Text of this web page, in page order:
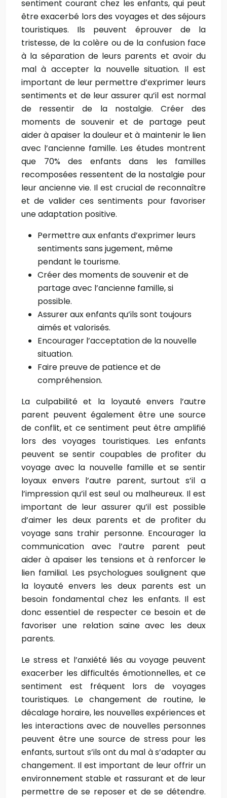
sentiment courant chez les enfants, qui peut
être exacerbé lors des voyages et des séjours
touristiques. Ils peuvent éprouver de la
tristesse, de la colère ou de la confusion face
à la séparation de leurs parents et avoir du
mal à accepter la nouvelle situation. Il est
important de leur permettre d’exprimer leurs
sentiments et de leur assurer qu’il est normal
de ressentir de la nostalgie. Créer des
moments de souvenir et de partage peut
aider à apaiser la douleur et à maintenir le lien
avec l’ancienne famille. Les études montrent
que 70% des enfants dans les familles
recomposées ressentent de la nostalgie pour
leur ancienne vie. Il est crucial de reconnaître
et de valider ces sentiments pour favoriser
une adaptation positive.
Permettre aux enfants d’exprimer leurs
sentiments sans jugement, même
pendant le tourisme.
Créer des moments de souvenir et de
partage avec l’ancienne famille, si
possible.
Assurer aux enfants qu’ils sont toujours
aimés et valorisés.
Encourager l’acceptation de la nouvelle
situation.
Faire preuve de patience et de
compréhension.
La culpabilité et la loyauté envers l’autre
parent peuvent également être une source
de conflit, et ce sentiment peut être amplifié
lors des voyages touristiques. Les enfants
peuvent se sentir coupables de profiter du
voyage avec la nouvelle famille et se sentir
loyaux envers l’autre parent, surtout s’il a
l’impression qu’il est seul ou malheureux. Il est
important de leur assurer qu’il est possible
d’aimer les deux parents et de profiter du
voyage sans trahir personne. Encourager la
communication avec l’autre parent peut
aider à apaiser les tensions et à renforcer le
lien familial. Les psychologues soulignent que
la loyauté envers les deux parents est un
besoin fondamental chez les enfants. Il est
donc essentiel de respecter ce besoin et de
favoriser une relation saine avec les deux
parents.
Le stress et l’anxiété liés au voyage peuvent
exacerber les difficultés émotionnelles, et ce
sentiment est fréquent lors de voyages
touristiques. Le changement de routine, le
décalage horaire, les nouvelles expériences et
les interactions avec de nouvelles personnes
peuvent être une source de stress pour les
enfants, surtout s’ils ont du mal à s’adapter au
changement. Il est important de leur offrir un
environnement stable et rassurant et de leur
permettre de se reposer et de se détendre.